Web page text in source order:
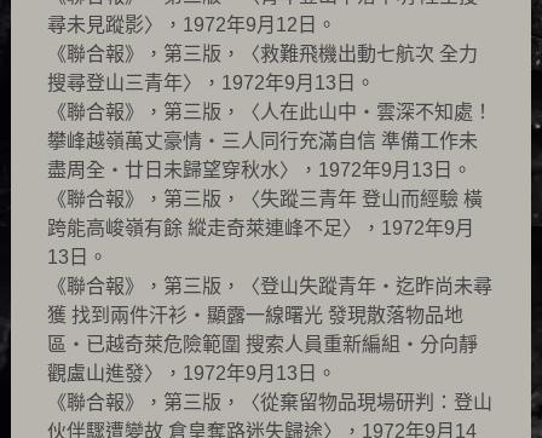
尋未見蹤影〉，1972年9月12日。
《聯合報》，第三版，〈救難飛機出動七航次 全力
搜尋登山三青年〉，1972年9月13日。
《聯合報》，第三版，〈人在此山中‧雲深不知處！
攀峰越嶺萬丈豪情‧三人同行充滿自信 準備工作未
盡周全‧廿日未歸望穿秋水〉，1972年9月13日。
《聯合報》，第三版，〈失蹤三青年 登山而經驗 橫
跨能高峻嶺有餘 縱走奇萊連峰不足〉，1972年9月
13日。
《聯合報》，第三版，〈登山失蹤青年‧迄昨尚未尋
獲 找到兩件汗衫‧顯露一線曙光 發現散落物品地
區‧已越奇萊危險範圍 搜索人員重新編組‧分向靜
觀盧山進發〉，1972年9月13日。
《聯合報》，第三版，〈從棄留物品現場研判：登山
伙伴驟遭變故 倉皇奪路迷失歸途〉，1972年9月14